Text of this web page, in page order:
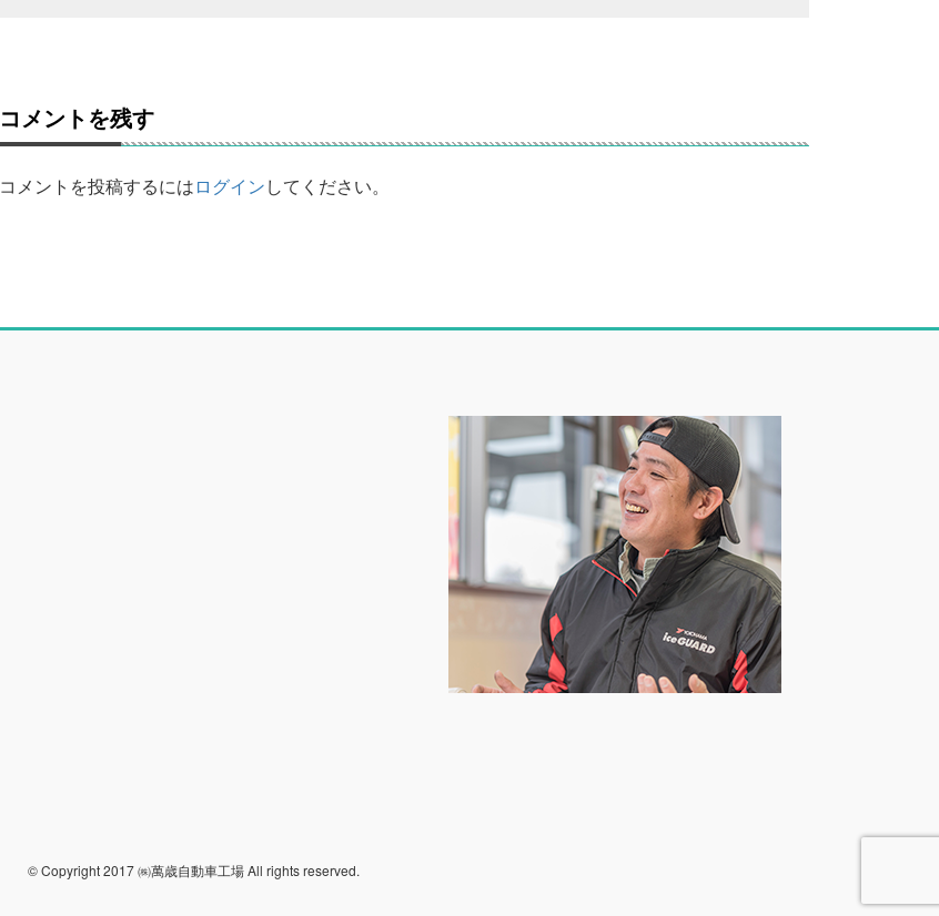
コメントを残す
コメントを投稿するにはログインしてください。
© Copyright 2017 ㈱萬歳自動車工場 All rights reserved.